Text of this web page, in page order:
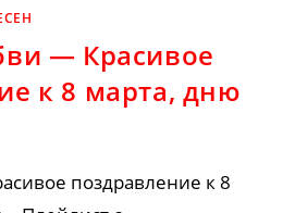
— Красивое
к 8 марта, дню
поздравление к 8